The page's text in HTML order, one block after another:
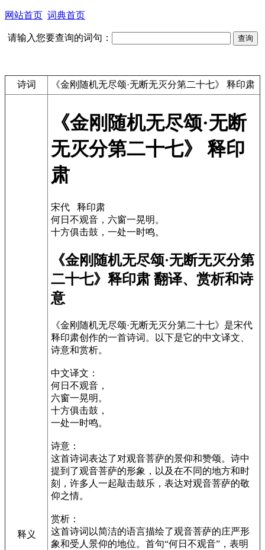
网站首页 词典首页
请输入您要查询的词句：
诗词 《金刚随机无尽颂·无断无灭分第二十七》 释印肃
释义
《金刚随机无尽颂·无断
无灭分第二十七》 释印
肃
宋代 释印肃
何日不观音，六窗一晃明。
十方俱击鼓，一处一时鸣。
《金刚随机无尽颂·无断无灭分第
二十七》释印肃 翻译、赏析和诗
意
《金刚随机无尽颂·无断无灭分第二十七》是宋代
释印肃创作的一首诗词。以下是它的中文译文、
诗意和赏析。
中文译文：
何日不观音，
六窗一晃明。
十方俱击鼓，
一处一时鸣。
诗意：
这首诗词表达了对观音菩萨的景仰和赞颂。诗中
提到了观音菩萨的形象，以及在不同的地方和时
刻，许多人一起敲击鼓乐，表达对观音菩萨的敬
仰之情。
赏析：
这首诗词以简洁的语言描绘了观音菩萨的庄严形
象和受人景仰的地位。首句“何日不观音”，表明